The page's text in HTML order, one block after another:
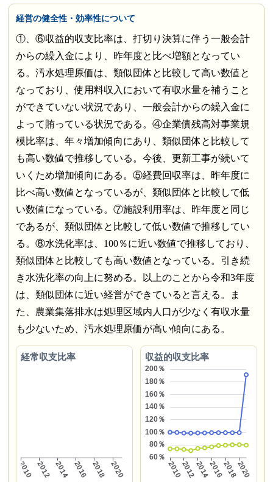
経営の健全性・効率性について
①、⑥収益的収支比率は、打切り決算に伴う一般会計
からの繰入金により、昨年度と比べ増額となってい
る。汚水処理原価は、類似団体と比較して高い数値と
なっており、使用料収入において有収水量を補うこと
ができていない状況であり、一般会計からの繰入金に
よって賄っている状況である。④企業債残高対事業規
模比率は、年々増加傾向にあり、類似団体と比較して
も高い数値で推移している。今後、更新工事が続いて
いくため増加傾向にある。⑤経費回収率は、昨年度に
比べ高い数値となっているが、類似団体と比較して低
い数値になっている。⑦施設利用率は、昨年度と同じ
であるが、類似団体と比較して低い数値で推移してい
る。⑧水洗化率は、100％に近い数値で推移しており、
類似団体と比較しても高い数値となっている。引き続
き水洗化率の向上に努める。以上のことから令和3年度
は、類似団体に近い経営ができていると言える。ま
た、農業集落排水は処理区域内人口が少なく有収水量
も少ないため、汚水処理原価が高い傾向にある。
経常収支比率 収益的収支比率